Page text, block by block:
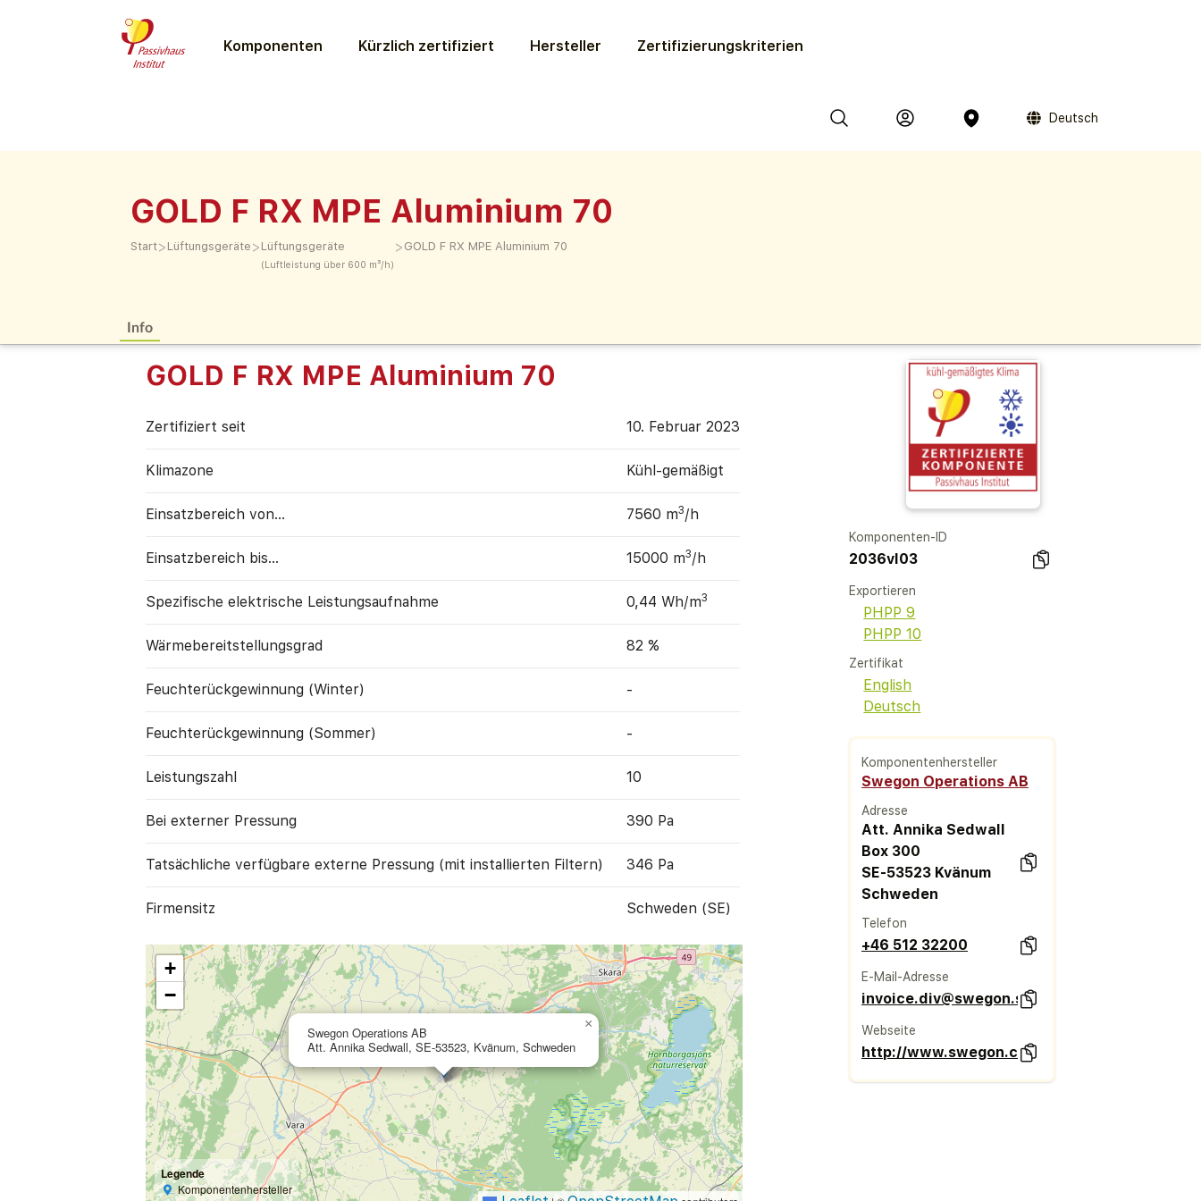
Komponenten Kürzlich zertifiziert Hersteller Zertifizierungs­kriterien
Deutsch
GOLD F RX MPE Aluminium 70
Start> Lüftungs­geräte > Lüftungs­geräte
(Luftleistung über 600 m³/h)
> GOLD F RX MPE Aluminium 70
Info
GOLD F RX MPE Aluminium 70
Zertifiziert seit 10. Februar 2023
Klimazone Kühl-gemäßigt
Einsatzbereich von... 7560 m3/h
Einsatzbereich bis... 15000 m3/h
Spezifische elektrische Leistungs­aufnahme 0,44 Wh/m3
Wärme­bereitstellungs­grad 82 %
Feuchte­rück­gewinnung (Winter) -
Feuchte­rück­gewinnung (Sommer) -
Leistungszahl 10
Bei externer Pressung 390 Pa
Tatsächliche verfügbare externe Pressung (mit installierten Filtern) 346 Pa
Firmensitz Schweden (SE)
Swegon Operations AB
Att. Annika Sedwall, SE-53523, Kvänum, Schweden
×
+
−
Legende
Komponentenhersteller
Komponenten-ID
2036vl03
Exportieren
PHPP 9
PHPP 10
Zertifikat
English
Deutsch
Komponentenhersteller
Swegon Operations AB
Adresse
Att. Annika Sedwall
Box 300
SE-53523 Kvänum
Schweden
Telefon
+46 512 32200
E-Mail-Adresse
invoice.div@swegon.se
Webseite
http://www.swegon.com